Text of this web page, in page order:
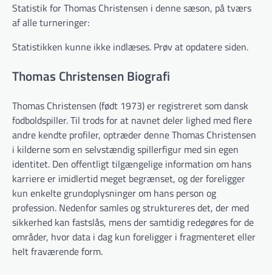
Statistik for Thomas Christensen i denne sæson, på tværs
af alle turneringer:
Statistikken kunne ikke indlæses. Prøv at opdatere siden.
Thomas Christensen Biografi
Thomas Christensen (født 1973) er registreret som dansk
fodboldspiller. Til trods for at navnet deler lighed med flere
andre kendte profiler, optræder denne Thomas Christensen
i kilderne som en selvstændig spillerfigur med sin egen
identitet. Den offentligt tilgængelige information om hans
karriere er imidlertid meget begrænset, og der foreligger
kun enkelte grundoplysninger om hans person og
profession. Nedenfor samles og struktureres det, der med
sikkerhed kan fastslås, mens der samtidig redegøres for de
områder, hvor data i dag kun foreligger i fragmenteret eller
helt fraværende form.